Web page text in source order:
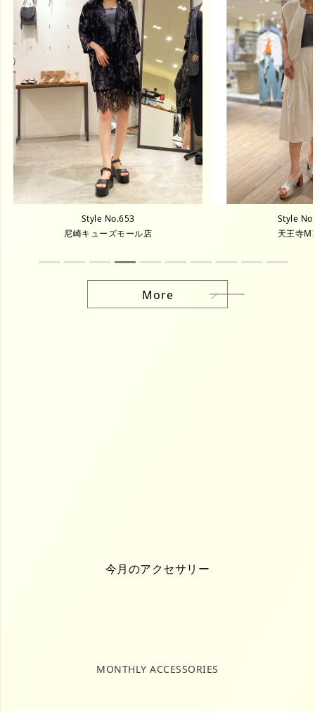
Style No.653
尼崎キューズモール店
Style
天王寺
More
今月のアクセサリー
MONTHLY ACCESSORIES